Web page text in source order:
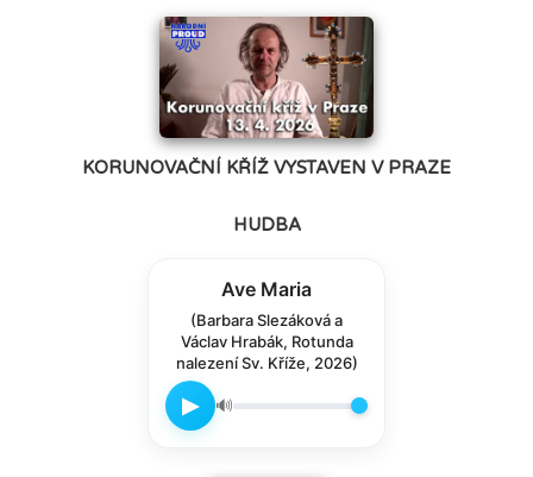
KORUNOVAČNÍ KŘÍŽ VYSTAVEN V PRAZE
HUDBA
Ave Maria
(Barbara Slezáková a
Václav Hrabák, Rotunda
nalezení Sv. Kříže, 2026)
▶ 🔊